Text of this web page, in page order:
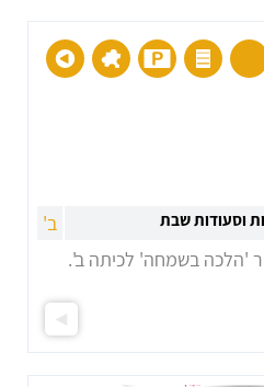
ב'
'הלכה בשמחה' לכיתה ב'.